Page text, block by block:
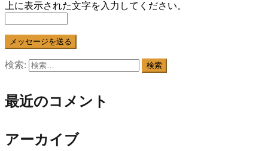
上に表示された文字を入力してください。
検索:
最近のコメント
アーカイブ